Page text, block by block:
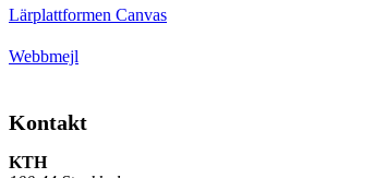
Lärplattformen Canvas
Webbmejl
Kontakt
KTH